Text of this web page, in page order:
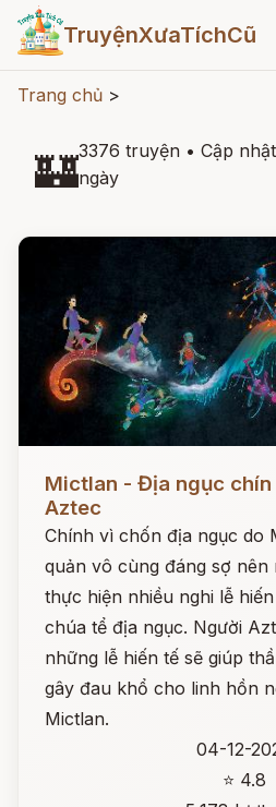
TruyệnXưaTíchCũ
Trang chủ >
🏰3376 truyện • Cập
ngày
Mictlan - Địa ngục
Aztec
Chính vì chốn địa ngục do
quản vô cùng đáng sợ nên
thực hiện nhiều nghi lễ
chúa tể địa ngục. Người
những lễ hiến tế sẽ giúp
gây đau khổ cho linh hồn
Mictlan.
04-12-
⭐ 4.8